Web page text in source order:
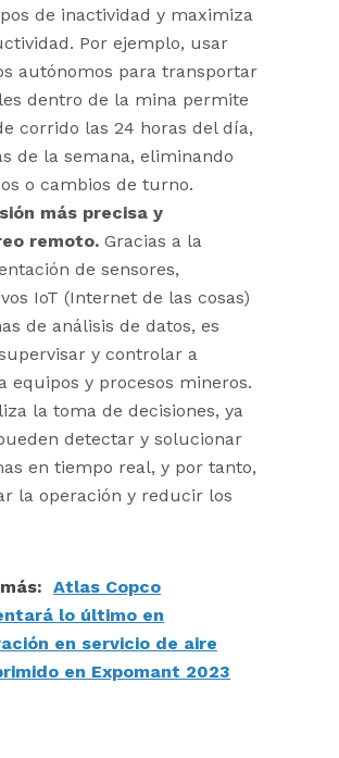
de inactividad y maximiza
Por ejemplo, usar
autónomos para transportar
dentro de la mina permite
corrido las 24 horas del día,
de la semana, eliminando
o cambios de turno.
más precisa y
remoto. Gracias a la
de sensores,
IoT (Internet de las cosas)
de análisis de datos, es
y controlar a
equipos y procesos mineros.
la toma de decisiones, ya
detectar y solucionar
en tiempo real, y por tanto,
la operación y reducir los
Atlas Copco
lo último en
en servicio de aire
en Expomant 2023